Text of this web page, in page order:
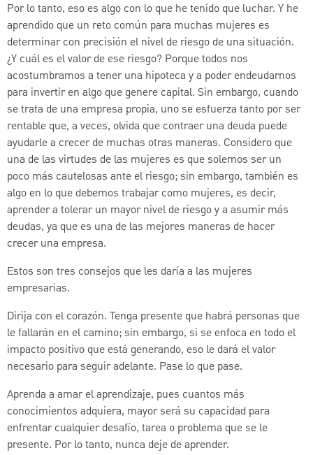
Por lo tanto, eso es algo con lo que he tenido que luchar. Y he
aprendido que un reto común para muchas mujeres es
determinar con precisión el nivel de riesgo de una situación.
¿Y cuál es el valor de ese riesgo? Porque todos nos
acostumbramos a tener una hipoteca y a poder endeudarnos
para invertir en algo que genere capital. Sin embargo, cuando
se trata de una empresa propia, uno se esfuerza tanto por ser
rentable que, a veces, olvida que contraer una deuda puede
ayudarle a crecer de muchas otras maneras. Considero que
una de las virtudes de las mujeres es que solemos ser un
poco más cautelosas ante el riesgo; sin embargo, también es
algo en lo que debemos trabajar como mujeres, es decir,
aprender a tolerar un mayor nivel de riesgo y a asumir más
deudas, ya que es una de las mejores maneras de hacer
crecer una empresa.
Estos son tres consejos que les daría a las mujeres
empresarias.
Dirija con el corazón. Tenga presente que habrá personas que
le fallarán en el camino; sin embargo, si se enfoca en todo el
impacto positivo que está generando, eso le dará el valor
necesario para seguir adelante. Pase lo que pase.
Aprenda a amar el aprendizaje, pues cuantos más
conocimientos adquiera, mayor será su capacidad para
enfrentar cualquier desafío, tarea o problema que se le
presente. Por lo tanto, nunca deje de aprender.